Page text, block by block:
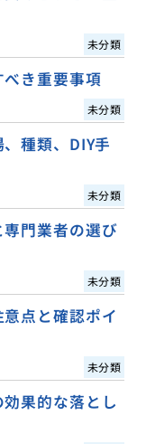
未分類
き重要事項
未分類
種類、DIY手
未分類
門業者の選び
未分類
点と確認ポイ
未分類
果的な落とし